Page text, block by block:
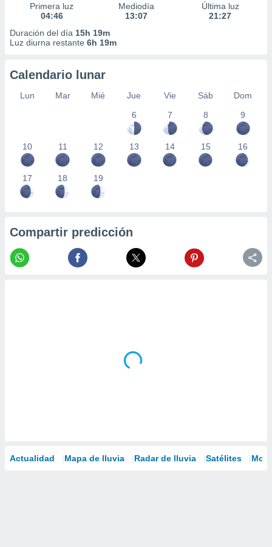
Primera luz
04:46
Mediodía
13:07
Última luz
21:27
Duración del día 15h 19m
Luz diurna restante 6h 19m
Calendario lunar
Lun Mar Mié Jue Vie Sáb
Dom
6
7 8 9
10 11 12 13 14 15 16
17 18 19
Compartir predicción
Actualidad Mapa de lluvia Radar de lluvia Satélites